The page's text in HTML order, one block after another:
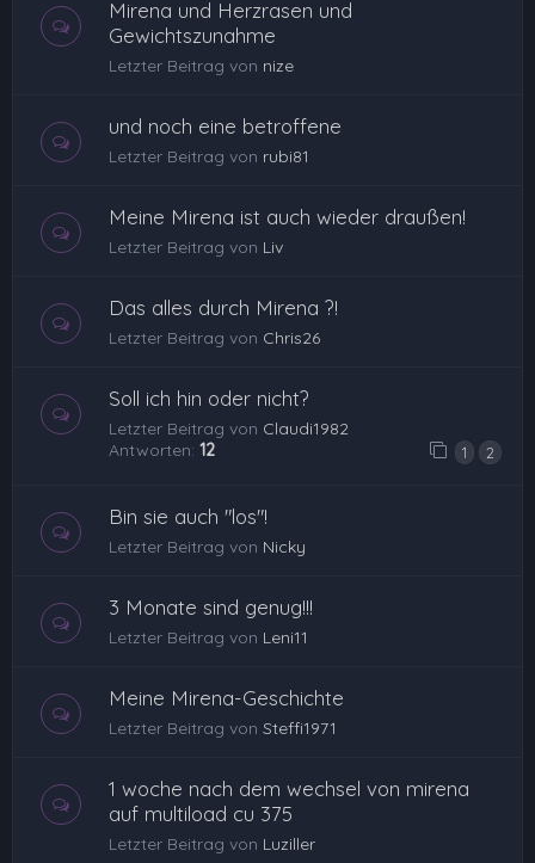
Mirena und Herzrasen und
Gewichtszunahme
Letzter Beitrag von nize
und noch eine betroffene
Letzter Beitrag von rubi81
Meine Mirena ist auch wieder draußen!
Letzter Beitrag von Liv
Das alles durch Mirena ?!
Letzter Beitrag von Chris26
Soll ich hin oder nicht?
Letzter Beitrag von Claudi1982
Antworten: 12 1 2
Bin sie auch "los"!
Letzter Beitrag von Nicky
3 Monate sind genug!!!
Letzter Beitrag von Leni11
Meine Mirena-Geschichte
Letzter Beitrag von Steffi1971
1 woche nach dem wechsel von mirena
auf multiload cu 375
Letzter Beitrag von Luziller